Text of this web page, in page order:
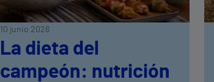
10 junio 2026
La dieta del
campeón: nutrición